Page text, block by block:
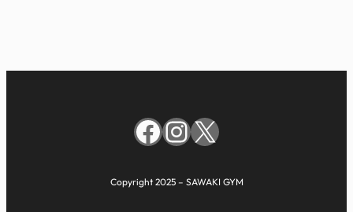
Facebook
Instagram
X
Copyright 2025 – SAWAKI GYM